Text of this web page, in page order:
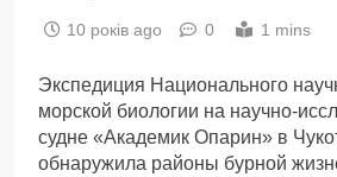
10 років ago 0 1 mins
Экспедиция Национального
морской биологии на научно-
судне «Академик Опарин» в
обнаружила районы бурной